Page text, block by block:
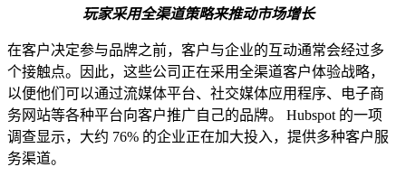
玩家采用全渠道策略来推动市场增长
在客户决定参与品牌之前，客户与企业的互动通常会经过多
个接触点。因此，这些公司正在采用全渠道客户体验战略，
以便他们可以通过流媒体平台、社交媒体应用程序、电子商
务网站等各种平台向客户推广自己的品牌。 Hubspot 的一项
调查显示，大约 76% 的企业正在加大投入，提供多种客户服
务渠道。